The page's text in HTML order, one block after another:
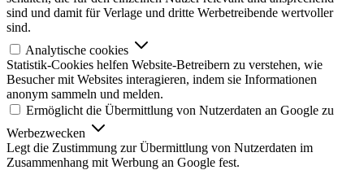
sind und damit für Verlage und dritte Werbetreibende wertvoller
sind.
Analytische cookies
Statistik-Cookies helfen Website-Betreibern zu verstehen, wie
Besucher mit Websites interagieren, indem sie Informationen
anonym sammeln und melden.
Ermöglicht die Übermittlung von Nutzerdaten an Google zu
Werbezwecken
Legt die Zustimmung zur Übermittlung von Nutzerdaten im
Zusammenhang mit Werbung an Google fest.